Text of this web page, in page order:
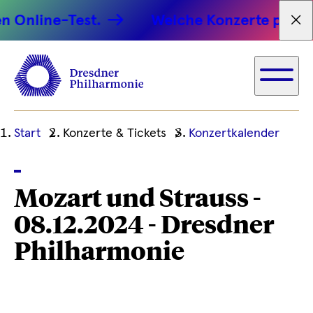
Online-Test. Welche Konzerte
Ihre
Position
Start Konzerte & Tickets Konzertkalender
Mozart und Strauss -
08.12.2024 - Dresdner
Philharmonie